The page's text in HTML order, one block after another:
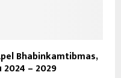
Bhabinkamtibmas,
– 2029